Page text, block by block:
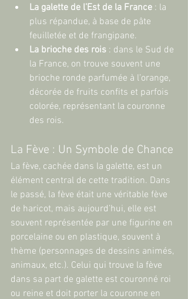
La galette de l’Est de la France : la
plus répandue, à base de pâte
feuilletée et de frangipane.
La brioche des rois : dans le Sud de
la France, on trouve souvent une
brioche ronde parfumée à l’orange,
décorée de fruits confits et parfois
colorée, représentant la couronne
des rois.
La Fève : Un Symbole de Chance
La fève, cachée dans la galette, est un
élément central de cette tradition. Dans
le passé, la fève était une véritable fève
de haricot, mais aujourd’hui, elle est
souvent représentée par une figurine en
porcelaine ou en plastique, souvent à
thème (personnages de dessins animés,
animaux, etc.). Celui qui trouve la fève
dans sa part de galette est couronné roi
ou reine et doit porter la couronne en